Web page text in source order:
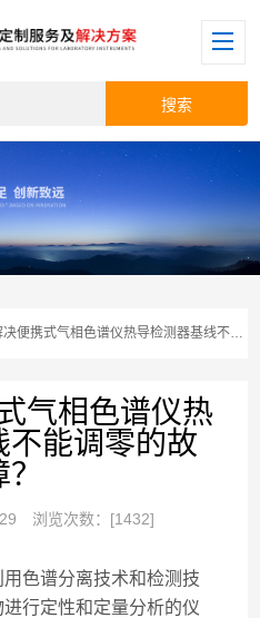
携式气相色谱仪热导检测器基线不能调零的故障？
气相色谱仪热
不能调零的故
浏览次数：[1432]
用色谱分离技术和检测技
行定性和定量分析的仪